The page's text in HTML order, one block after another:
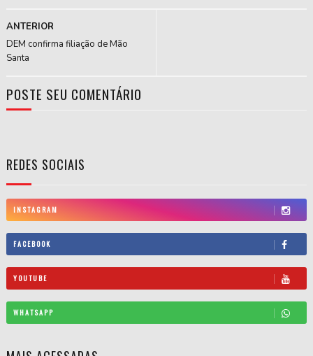
ANTERIOR
DEM confirma filiação de Mão
Santa
POSTE SEU COMENTÁRIO
REDES SOCIAIS
INSTAGRAM
FACEBOOK
YOUTUBE
WHATSAPP